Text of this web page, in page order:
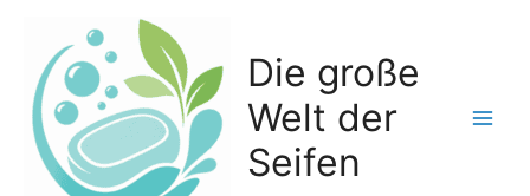
springen
Die große
Welt der
Seifen